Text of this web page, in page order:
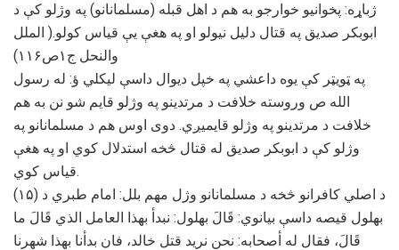
ژباړه: پخوانیو خوارجو به هم د اهل قبله (مسلمانانو) په وژلو کې د
ابوبکر صدیق په قتال دلیل نیولو او په هغې یې قیاس کولو.( الملل
والنحل ج۱ص۱۱۶)
په ټویټر کې یوه داعشي په خپل دیوال داسې لیکلي ؤ: له رسول
الله ص وروسته خلافت د مرتدینو په وژلو قایم شو نن به هم
خلافت د مرتدینو په وژلو قایمیږي. دوی اوس هم د مسلمانانو په
وژلو کې د ابوبکر صدیق له قتال څخه استدلال کوي او په هغې
قیاس کوي.
(۱۵) د اصلي کافرانو څخه د مسلمانانو وژل مهم بلل: امام طبري د
بهلول قیصه داسې بیانوي: ﻗَﺎﻝَ ﺑﻬﻠﻮﻝ: ﻧﺒﺪﺃ ﺑﻬﺬا اﻟﻌﺎﻣﻞ اﻟﺬﻱ ﻗَﺎﻝَ ﻣﺎ
ﻗَﺎﻝَ، ﻓﻘﺎﻝ ﻟﻪ ﺃﺻﺤﺎﺑﻪ: ﻧﺤﻦ ﻧﺮﻳﺪ ﻗﺘﻞ ﺧﺎﻟﺪ، ﻓﺎﻥ ﺑﺪﺃﻧﺎ ﺑﻬﺬا ﺷﻬﺮﻧﺎ